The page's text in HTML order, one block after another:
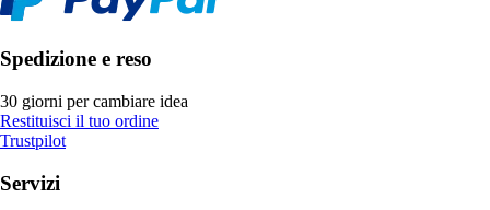
Spedizione e reso
30 giorni per cambiare idea
Restituisci il tuo ordine
Trustpilot
Servizi